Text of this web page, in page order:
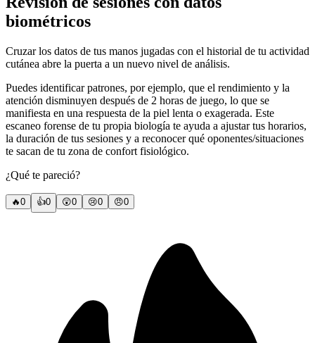
biométricos
Cruzar los datos de tus manos jugadas con el historial de tu actividad
cutánea abre la puerta a un nuevo nivel de análisis.
Puedes identificar patrones, por ejemplo, que el rendimiento y la
atención disminuyen después de 2 horas de juego, lo que se
manifiesta en una respuesta de la piel lenta o exagerada. Este
escaneo forense de tu propia biología te ayuda a ajustar tus horarios,
la duración de tus sesiones y a reconocer qué oponentes/situaciones
te sacan de tu zona de confort fisiológico.
¿Qué te pareció?
🔥0 👍0 😲0 😢0 😠0